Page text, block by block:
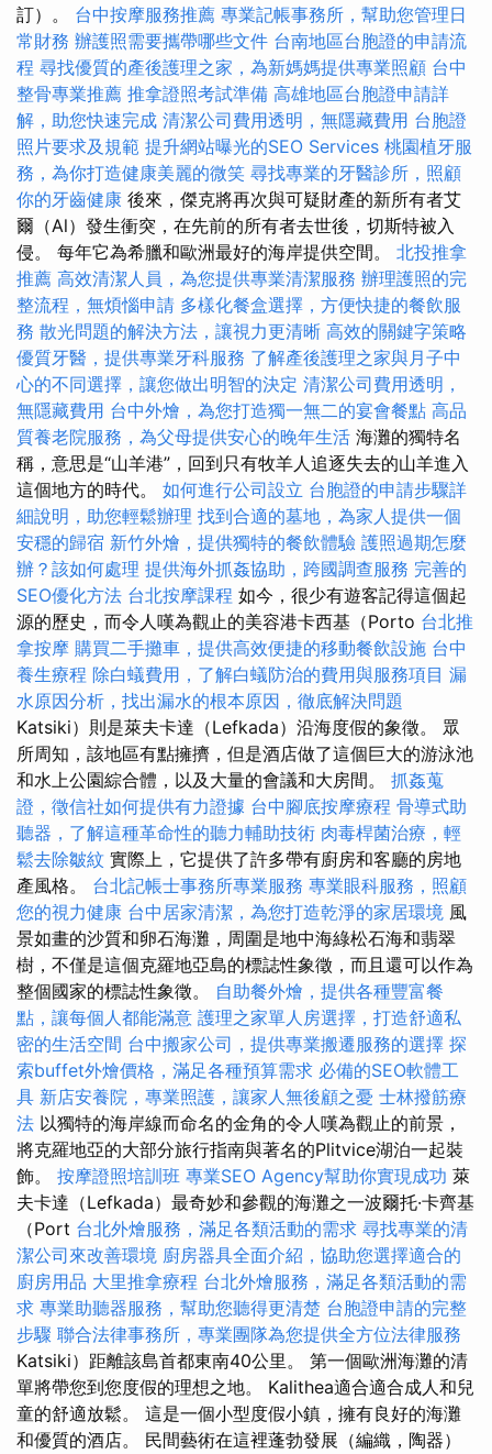
訂）。 台中按摩服務推薦 專業記帳事務所，幫助您管理日
常財務 辦護照需要攜帶哪些文件 台南地區台胞證的申請流
程 尋找優質的產後護理之家，為新媽媽提供專業照顧 台中
整骨專業推薦 推拿證照考試準備 高雄地區台胞證申請詳
解，助您快速完成 清潔公司費用透明，無隱藏費用 台胞證
照片要求及規範 提升網站曝光的SEO Services 桃園植牙服
務，為你打造健康美麗的微笑 尋找專業的牙醫診所，照顧
你的牙齒健康 後來，傑克將再次與可疑財產的新所有者艾
爾（Al）發生衝突，在先前的所有者去世後，切斯特被入
侵。 每年它為希臘和歐洲最好的海岸提供空間。 北投推拿
推薦 高效清潔人員，為您提供專業清潔服務 辦理護照的完
整流程，無煩惱申請 多樣化餐盒選擇，方便快捷的餐飲服
務 散光問題的解決方法，讓視力更清晰 高效的關鍵字策略
優質牙醫，提供專業牙科服務 了解產後護理之家與月子中
心的不同選擇，讓您做出明智的決定 清潔公司費用透明，
無隱藏費用 台中外燴，為您打造獨一無二的宴會餐點 高品
質養老院服務，為父母提供安心的晚年生活 海灘的獨特名
稱，意思是“山羊港”，回到只有牧羊人追逐失去的山羊進入
這個地方的時代。 如何進行公司設立 台胞證的申請步驟詳
細說明，助您輕鬆辦理 找到合適的墓地，為家人提供一個
安穩的歸宿 新竹外燴，提供獨特的餐飲體驗 護照過期怎麼
辦？該如何處理 提供海外抓姦協助，跨國調查服務 完善的
SEO優化方法 台北按摩課程 如今，很少有遊客記得這個起
源的歷史，而令人嘆為觀止的美容港卡西基（Porto 台北推
拿按摩 購買二手攤車，提供高效便捷的移動餐飲設施 台中
養生療程 除白蟻費用，了解白蟻防治的費用與服務項目 漏
水原因分析，找出漏水的根本原因，徹底解決問題
Katsiki）則是萊夫卡達（Lefkada）沿海度假的象徵。 眾
所周知，該地區有點擁擠，但是酒店做了這個巨大的游泳池
和水上公園綜合體，以及大量的會議和大房間。 抓姦蒐
證，徵信社如何提供有力證據 台中腳底按摩療程 骨導式助
聽器，了解這種革命性的聽力輔助技術 肉毒桿菌治療，輕
鬆去除皺紋 實際上，它提供了許多帶有廚房和客廳的房地
產風格。 台北記帳士事務所專業服務 專業眼科服務，照顧
您的視力健康 台中居家清潔，為您打造乾淨的家居環境 風
景如畫的沙質和卵石海灘，周圍是地中海綠松石海和翡翠
樹，不僅是這個克羅地亞島的標誌性象徵，而且還可以作為
整個國家的標誌性象徵。 自助餐外燴，提供各種豐富餐
點，讓每個人都能滿意 護理之家單人房選擇，打造舒適私
密的生活空間 台中搬家公司，提供專業搬遷服務的選擇 探
索buffet外燴價格，滿足各種預算需求 必備的SEO軟體工
具 新店安養院，專業照護，讓家人無後顧之憂 士林撥筋療
法 以獨特的海岸線而命名的金角的令人嘆為觀止的前景，
將克羅地亞的大部分旅行指南與著名的Plitvice湖泊一起裝
飾。 按摩證照培訓班 專業SEO Agency幫助你實現成功 萊
夫卡達（Lefkada）最奇妙和參觀的海灘之一波爾托·卡齊基
（Port 台北外燴服務，滿足各類活動的需求 尋找專業的清
潔公司來改善環境 廚房器具全面介紹，協助您選擇適合的
廚房用品 大里推拿療程 台北外燴服務，滿足各類活動的需
求 專業助聽器服務，幫助您聽得更清楚 台胞證申請的完整
步驟 聯合法律事務所，專業團隊為您提供全方位法律服務
Katsiki）距離該島首都東南40公里。 第一個歐洲海灘的清
單將帶您到您度假的理想之地。 Kalithea適合適合成人和兒
童的舒適放鬆。 這是一個小型度假小鎮，擁有良好的海灘
和優質的酒店。 民間藝術在這裡蓬勃發展（編織，陶器）